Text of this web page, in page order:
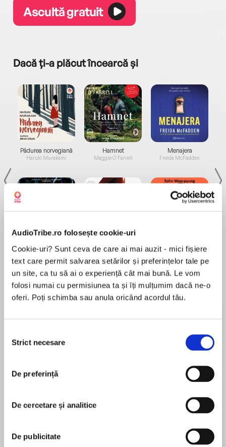
AudioTribe.ro folosește cookie-uri
Cookie-uri? Sunt ceva de care ai mai auzit - mici fișiere
text care permit salvarea setărilor și preferințelor tale pe
un site, ca tu să ai o experiență cât mai bună. Le vom
folosi numai cu permisiunea ta și îți mulțumim dacă ne-o
oferi. Poți schimba sau anula oricând acordul tău.
consimțământului
Strict necesare
De preferință
De cercetare și analitice
De publicitate
Ascultă gratuit
Dacă ți-a plăcut încearcă și
Pădurea norvegiană
Haruki Murakami
de...
Dani Francis
Hamnet
Maggie O'Farrell
la...
Lauren Weisberger
Menajera
Freida McFadden
Sohn Won-pyung
knockout vamp, Elvi Black's been catching her
z's in a coffin, staying out of the sun, and giving
undead than what she saw in Dracula, but she
proper biting etiquette. But when her neighbors
placed a personal ad for her in the local paper,
Argeneau, a vampire who could have his pick of
În acest moment nu există recenzii
pentru această carte
Lynsay Sands